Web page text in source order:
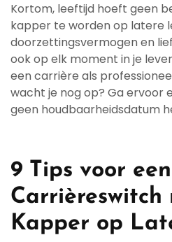
Kortom, leeftijd hoeft geen
kapper te worden op latere
doorzettingsvermogen en
ook op elk moment in je
een carrière als
wacht je nog op? Ga ervoor
geen houdbaarheidsdatum
9 Tips voor een
Carrièreswitch
Kapper op